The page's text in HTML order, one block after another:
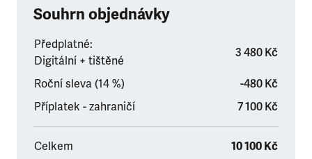
Souhrn objednávky
Předplatné:
Digitální + tištěné
3 480 Kč
Roční sleva (14 %)
-480 Kč
Příplatek - zahraničí
7 100 Kč
Celkem 10 100 Kč